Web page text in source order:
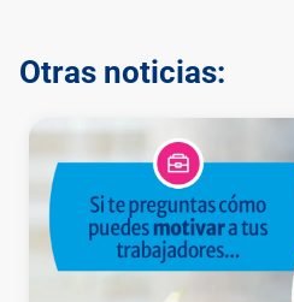
Otras noticias: